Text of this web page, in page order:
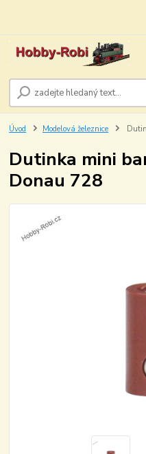
Úvod Modelová železnice
Dutinka mini
Donau 728